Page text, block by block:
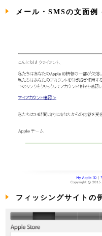
メール・SMSの文面例
フィッシングサイトの